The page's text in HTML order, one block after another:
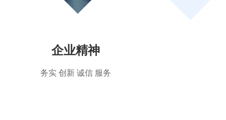
企业精神
务实 创新 诚信 服务